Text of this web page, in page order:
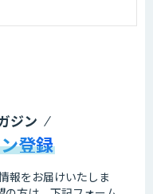
ジン
登録
報をお届けいたしま